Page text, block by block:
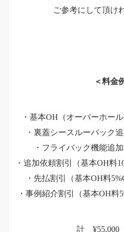
ご参考にして頂け
＜料金
・基本OH（オーバーホー
・裏蓋シースルーバック
・フライバック機能追
・追加依頼割引（基本OH料
・先払割引（基本OH料
・事例紹介割引（基本OH
計 ¥55,000